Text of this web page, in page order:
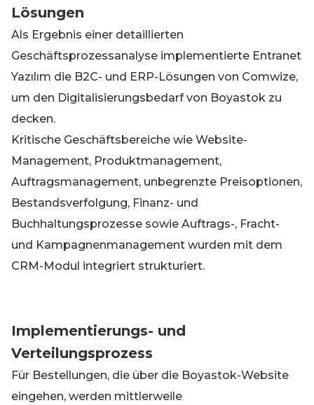
Lösungen
Als Ergebnis einer detaillierten
Geschäftsprozessanalyse implementierte Entranet
Yazılım die B2C- und ERP-Lösungen von Comwize,
um den Digitalisierungsbedarf von Boyastok zu
decken.
Kritische Geschäftsbereiche wie Website-
Management, Produktmanagement,
Auftragsmanagement, unbegrenzte Preisoptionen,
Bestandsverfolgung, Finanz- und
Buchhaltungsprozesse sowie Auftrags-, Fracht-
und Kampagnenmanagement wurden mit dem
CRM-Modul integriert strukturiert.
Implementierungs- und
Verteilungsprozess
Für Bestellungen, die über die Boyastok-Website
eingehen, werden mittlerweile